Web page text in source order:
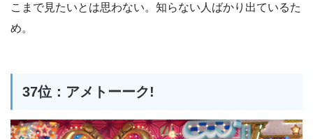
こまで見たいとは思わない。知らない人ばかり出ているた
め。
37位：アメトーーク!